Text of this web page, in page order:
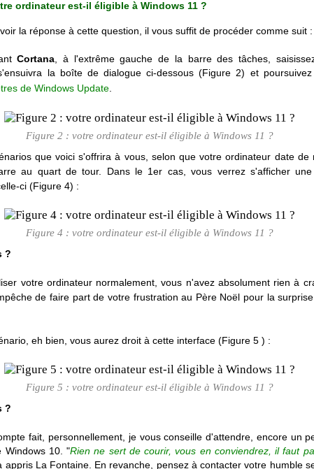
ordinateur est-il éligible à Windows 11 ?
la réponse à cette question, il vous suffit de procéder comme suit :
Cortana , à l'extrême gauche de la barre des tâches,
la boîte de dialogue ci-dessous (Figure 2) et
de Windows Update
Figure 2 : votre ordinateur est-il éligible à Windows 11 ?
que voici s'offrira à vous, selon que votre ordinateur date de
au quart de tour. Dans le 1er cas, vous verrez s'afficher
ci (Figure 4) :
Figure 4 : votre ordinateur est-il éligible à Windows 11 ?
?
votre ordinateur normalement, vous n'avez absolument rien à
de faire part de votre frustration au Père Noël pour la
eh bien, vous aurez droit à cette interface (Figure 5 ) :
Figure 5 : votre ordinateur est-il éligible à Windows 11 ?
?
fait, personnellement, je vous conseille d'attendre, encore un
Windows 10. "Rien ne sert de courir, vous en conviendrez, il faut
appris La Fontaine. En revanche, pensez à contacter votre humble